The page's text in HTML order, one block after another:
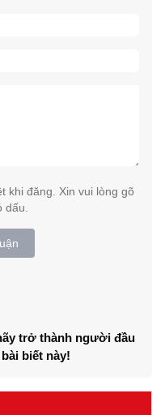
khi đăng. Xin vui lòng gõ
dấu.
trở thành người đầu
biết này!